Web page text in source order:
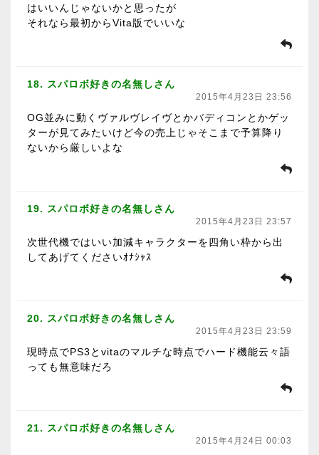
はいいんじゃないかと思ったが
それなら最初からVita版でいいな
18. スパロボ好きの名無しさん
2015年4月23日 23:56
OG並みに動くヴァルヴレイヴとかバディコンとかゲッ
ターが見てみたいけど今の売上じゃそこまで予算降り
ないから厳しいよな
19. スパロボ好きの名無しさん
2015年4月23日 23:57
次世代機ではいい加減キャラクターを四角い枠から出
してあげてくださいｵﾅｼｬｽ
20. スパロボ好きの名無しさん
2015年4月23日 23:59
現時点でPS3とvitaのマルチな時点でハード機能云々語
っても無意味だろ
21. スパロボ好きの名無しさん
2015年4月24日 00:03